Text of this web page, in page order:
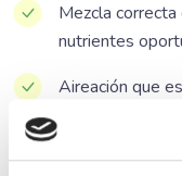
Mezcla
nutrientes
Aireación que
proceso de
Seguimiento